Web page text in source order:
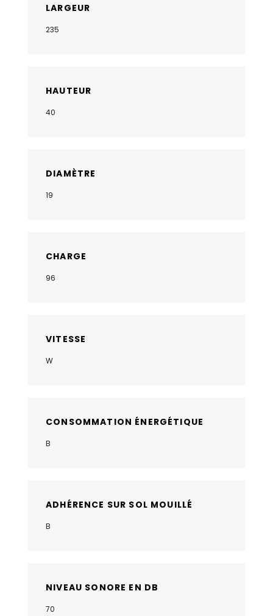
LARGEUR
235
HAUTEUR
40
DIAMÈTRE
19
CHARGE
96
VITESSE
W
CONSOMMATION ÉNERGÉTIQUE
B
ADHÉRENCE SUR SOL MOUILLÉ
B
NIVEAU SONORE EN DB
70